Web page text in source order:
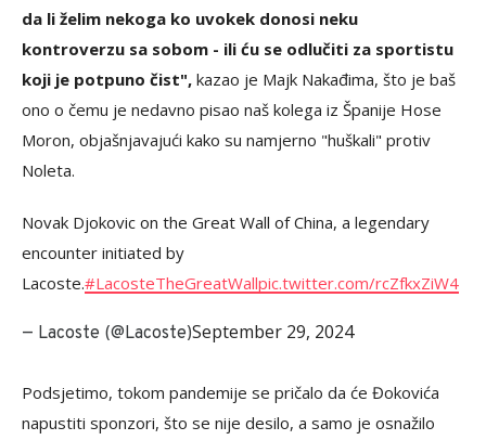
da li želim nekoga ko uvokek donosi neku
kontroverzu sa sobom - ili ću se odlučiti za sportistu
koji je potpuno čist", kazao je Majk Nakađima, što je baš
ono o čemu je nedavno pisao naš kolega iz Španije Hose
Moron, objašnjavajući kako su namjerno "huškali" protiv
Noleta.
Novak Djokovic on the Great Wall of China, a legendary
encounter initiated by
Lacoste.#LacosteTheGreatWallpic.twitter.com/rcZfkxZiW4
— Lacoste (@Lacoste)September 29, 2024
Podsjetimo, tokom pandemije se pričalo da će Đokovića
napustiti sponzori, što se nije desilo, a samo je osnažilo